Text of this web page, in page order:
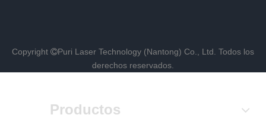
Copyright Puri Laser Technology (Nantong) Co., Ltd. Todos los
derechos reservados.
Productos